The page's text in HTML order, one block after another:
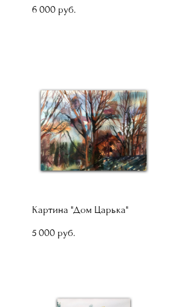
6 000 pуб.
Картина "Дом Царька"
5 000 pуб.